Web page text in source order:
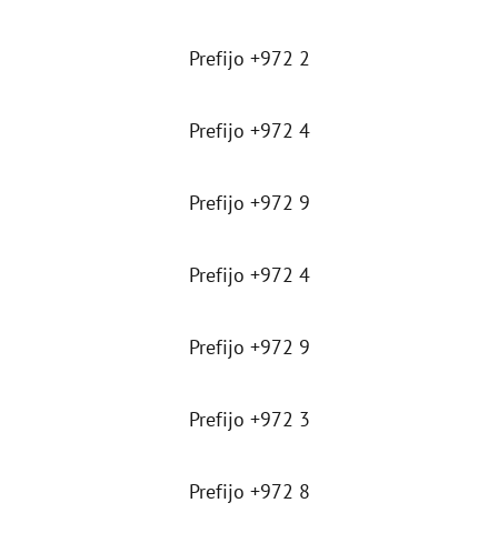
Prefijo +972 2
Prefijo +972 4
Prefijo +972 9
Prefijo +972 4
Prefijo +972 9
Prefijo +972 3
Prefijo +972 8